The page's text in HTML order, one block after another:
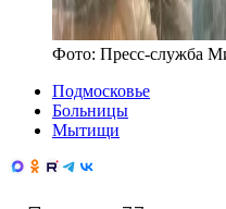
Фото: Пресс-служба
Подмосковье
Больницы
Мытищи